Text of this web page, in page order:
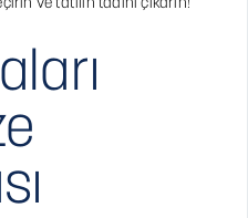
ve tatilin tadını çıkarın!